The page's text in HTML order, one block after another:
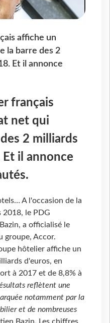
affiche un
la barre des 2
Et il annonce
français
net qui
2 milliards
il annonce
A l'occasion de la
2018, le PDG
a officialisé le
groupe, Accor.
hôtelier affiche un
d'euros, en
à 2017 et de 8,8% à
reflètent une
notamment par la
et de nombreuses
Bazin. Les chiffres